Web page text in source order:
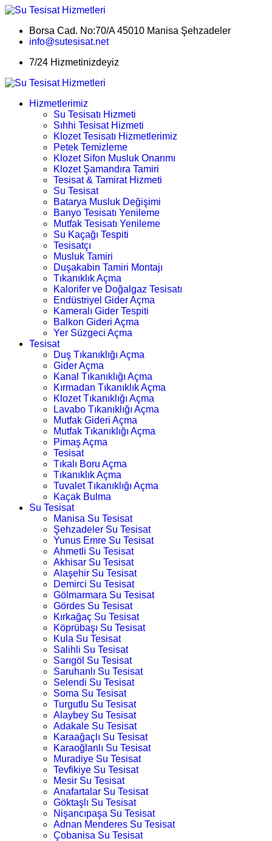
Borsa Cad. No:70/A 45010 Manisa Şehzadeler
info@sutesisat.net
7/24 Hizmetinizdeyiz
Hizmetlerimiz
Su Tesisatı Hizmeti
Sıhhi Tesisat Hizmeti
Klozet Tesisatı Hizmetlerimiz
Petek Temizleme
Klozet Sifon Musluk Onarımı
Klozet Şamandıra Tamiri
Tesisat & Tamirat Hizmeti
Su Tesisat
Batarya Musluk Değişimi
Banyo Tesisatı Yenileme
Mutfak Tesisatı Yenileme
Su Kaçağı Tespiti
Tesisatçı
Musluk Tamiri
Duşakabin Tamiri Montajı
Tıkanıklık Açma
Kalorifer ve Doğalgaz Tesisatı
Endüstriyel Gider Açma
Kameralı Gider Tespiti
Balkon Gideri Açma
Yer Süzgeci Açma
Tesisat
Duş Tıkanıklığı Açma
Gider Açma
Kanal Tıkanıklığı Açma
Kırmadan Tıkanıklık Açma
Klozet Tıkanıklığı Açma
Lavabo Tıkanıklığı Açma
Mutfak Gideri Açma
Mutfak Tıkanıklığı Açma
Pimaş Açma
Tesisat
Tıkalı Boru Açma
Tıkanıklık Açma
Tuvalet Tıkanıklığı Açma
Kaçak Bulma
Su Tesisat
Manisa Su Tesisat
Şehzadeler Su Tesisat
Yunus Emre Su Tesisat
Ahmetli Su Tesisat
Akhisar Su Tesisat
Alaşehir Su Tesisat
Demirci Su Tesisat
Gölmarmara Su Tesisat
Gördes Su Tesisat
Kırkağaç Su Tesisat
Köprübaşı Su Tesisat
Kula Su Tesisat
Salihli Su Tesisat
Sarıgöl Su Tesisat
Saruhanlı Su Tesisat
Selendi Su Tesisat
Soma Su Tesisat
Turgutlu Su Tesisat
Alaybey Su Tesisat
Adakale Su Tesisat
Karaağaçlı Su Tesisat
Karaoğlanlı Su Tesisat
Muradiye Su Tesisat
Tevfikiye Su Tesisat
Mesir Su Tesisat
Anafartalar Su Tesisat
Göktaşlı Su Tesisat
Nişancıpaşa Su Tesisat
Adnan Menderes Su Tesisat
Çobanisa Su Tesisat